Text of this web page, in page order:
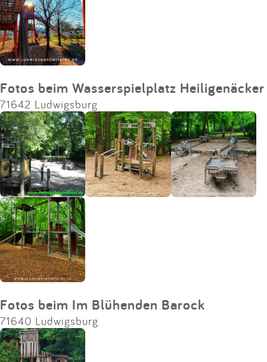
Fotos beim Wasserspielplatz Heiligenäcker
71642 Ludwigsburg
Fotos beim Im Blühenden Barock
71640 Ludwigsburg